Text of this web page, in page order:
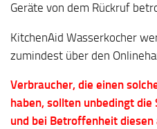
Geräte von dem Rückruf
KitchenAid Wasserkocher
zumindest über den
Verbraucher, die einen
haben, sollten unbedingt
und bei Betroffenheit